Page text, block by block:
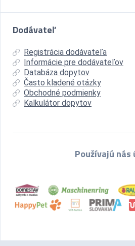
Dodávateľ
Registrácia dodávateľa
Informácie pre dodávateľov
Databáza dopytov
Často kladené otázky
Obchodné podmienky
Kalkulátor dopytov
Používajú